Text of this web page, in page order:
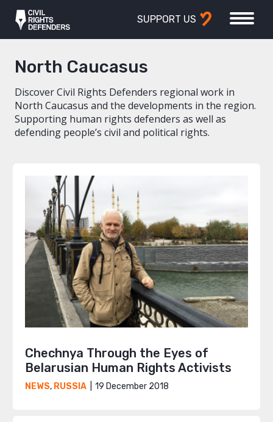
SUPPORT US
North Caucasus
Discover Civil Rights Defenders regional work in
North Caucasus and the developments in the region.
Supporting human rights defenders as well as
defending people’s civil and political rights.
Chechnya Through the Eyes of
Belarusian Human Rights Activists
NEWS, RUSSIA 19 December 2018